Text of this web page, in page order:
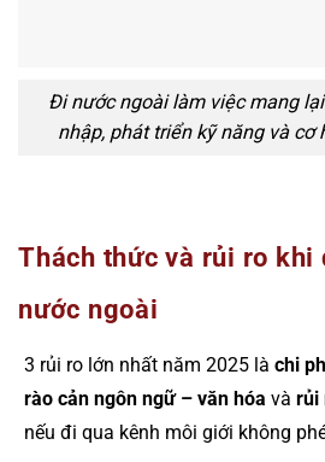
Đi nước ngoài làm việc mang
nhập, phát triển kỹ năng và cơ
Thách thức và rủi ro khi
nước ngoài
3 rủi ro lớn nhất năm 2025 là chi
rào cản ngôn ngữ – văn hóa và rủi
nếu đi qua kênh môi giới không